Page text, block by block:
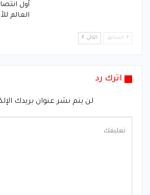
أول
العالم
السابق التالي
اترك رد
لن يتم نشر عنوان بريدك